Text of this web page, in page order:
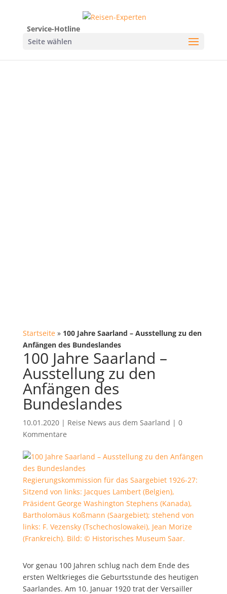
Service-Hotline
Seite wählen
Startseite» 100 Jahre Saarland – Ausstellung zu den
Anfängen des Bundeslandes
100 Jahre Saarland –
Ausstellung zu den
Anfängen des
Bundeslandes
10.01.2020| Reise News aus dem Saarland | 0
Kommentare
Regierungskommission für das Saargebiet 1926-27:
Sitzend von links: Jacques Lambert (Belgien),
Präsident George Washington Stephens (Kanada),
Bartholomäus Koßmann (Saargebiet); stehend von
links: F. Vezensky (Tschechoslowakei), Jean Morize
(Frankreich). Bild: © Historisches Museum Saar.
Vor genau 100 Jahren schlug nach dem Ende des
ersten Weltkrieges die Geburtsstunde des heutigen
Saarlandes. Am 10. Januar 1920 trat der Versailler